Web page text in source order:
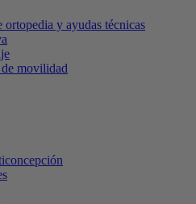
ortopedia y ayudas técnicas
movilidad